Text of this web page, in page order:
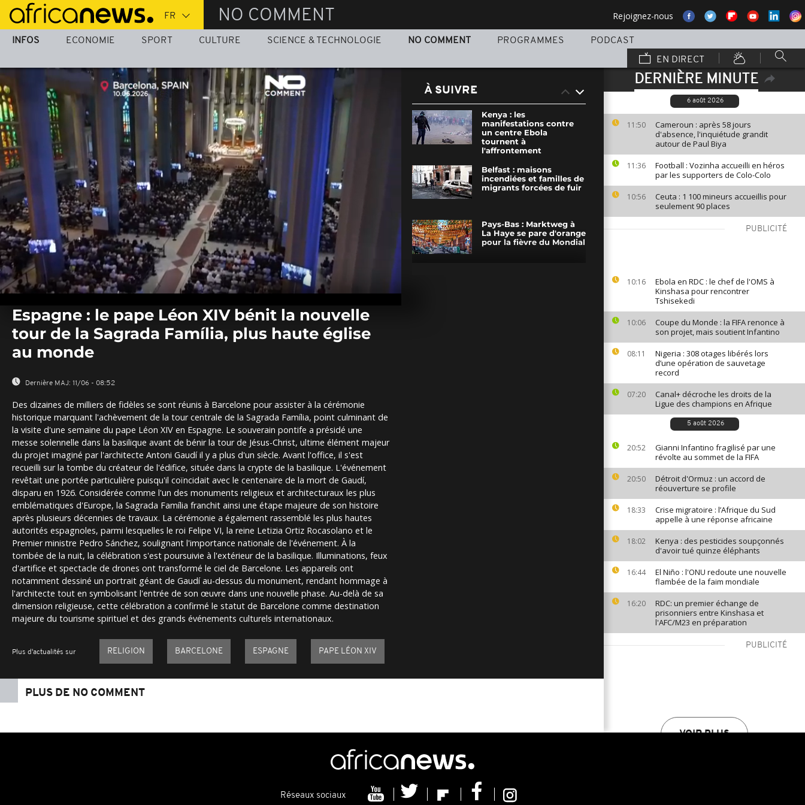
Passer
au
contenu
NO COMMENT Rejoignez-nous
INFOS ECONOMIE SPORT CULTURE SCIENCE & TECHNOLOGIE NO COMMENT PROGRAMMES
PODCAST
EN DIRECT
DERNIÈRE MINUTE
6 août 2026
11:50
Cameroun : après 58 jours
d'absence, l'inquiétude grandit
autour de Paul Biya
11:36
Football : Vozinha accueilli en héros
par les supporters de Colo-Colo
10:56
Ceuta : 1 100 mineurs accueillis pour
seulement 90 places
PUBLICITÉ
10:16
Ebola en RDC : le chef de l'OMS à
Kinshasa pour rencontrer
Tshisekedi
10:06
Coupe du Monde : la FIFA renonce à
son projet, mais soutient Infantino
08:11
Nigeria : 308 otages libérés lors
d’une opération de sauvetage
record
07:20
Canal+ décroche les droits de la
Ligue des champions en Afrique
5 août 2026
20:52
Gianni Infantino fragilisé par une
révolte au sommet de la FIFA
20:50
Détroit d'Ormuz : un accord de
réouverture se profile
18:33
Crise migratoire : l’Afrique du Sud
appelle à une réponse africaine
18:02
Kenya : des pesticides soupçonnés
d'avoir tué quinze éléphants
16:44
El Niño : l'ONU redoute une nouvelle
flambée de la faim mondiale
16:20
RDC: un premier échange de
prisonniers entre Kinshasa et
l'AFC/M23 en préparation
PUBLICITÉ
VOIR PLUS
seconds
secondsVolume
Espagne : le pape Léon XIV bénit la nouvelle
tour de la Sagrada Família, plus haute église
au monde
Dernière MAJ: 11/06 - 08:52
Des dizaines de milliers de fidèles se sont réunis à Barcelone pour assister à la cérémonie
historique marquant l'achèvement de la tour centrale de la Sagrada Família, point culminant de
la visite d'une semaine du pape Léon XIV en Espagne. Le souverain pontife a présidé une
messe solennelle dans la basilique avant de bénir la tour de Jésus-Christ, ultime élément majeur
du projet imaginé par l'architecte Antoni Gaudí il y a plus d'un siècle. Avant l'office, il s'est
recueilli sur la tombe du créateur de l'édifice, située dans la crypte de la basilique. L'événement
revêtait une portée particulière puisqu'il coïncidait avec le centenaire de la mort de Gaudí,
disparu en 1926. Considérée comme l'un des monuments religieux et architecturaux les plus
emblématiques d'Europe, la Sagrada Família franchit ainsi une étape majeure de son histoire
après plusieurs décennies de travaux. La cérémonie a également rassemblé les plus hautes
autorités espagnoles, parmi lesquelles le roi Felipe VI, la reine Letizia Ortiz Rocasolano et le
Premier ministre Pedro Sánchez, soulignant l'importance nationale de l'événement. À la
tombée de la nuit, la célébration s'est poursuivie à l'extérieur de la basilique. Illuminations, feux
d'artifice et spectacle de drones ont transformé le ciel de Barcelone. Les appareils ont
notamment dessiné un portrait géant de Gaudí au-dessus du monument, rendant hommage à
l'architecte tout en symbolisant l'entrée de son œuvre dans une nouvelle phase. Au-delà de sa
dimension religieuse, cette célébration a confirmé le statut de Barcelone comme destination
majeure du tourisme spirituel et des grands événements culturels internationaux.
Plus d'actualités sur RELIGION BARCELONE ESPAGNE PAPE LÉON XIV
À SUIVRE
Kenya : les
manifestations contre
un centre Ebola
tournent à
l'affrontement
Belfast : maisons
incendiées et familles de
migrants forcées de fuir
Pays-Bas : Marktweg à
La Haye se pare d'orange
pour la fièvre du Mondial
PLUS DE NO COMMENT
Réseaux sociaux